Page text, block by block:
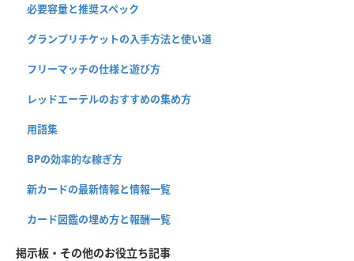
必要容量と推奨スペック
グランプリチケットの入手方法と使い道
フリーマッチの仕様と遊び方
レッドエーテルのおすすめの集め方
用語集
BPの効率的な稼ぎ方
新カードの最新情報と情報一覧
カード図鑑の埋め方と報酬一覧
掲示板・その他のお役立ち記事